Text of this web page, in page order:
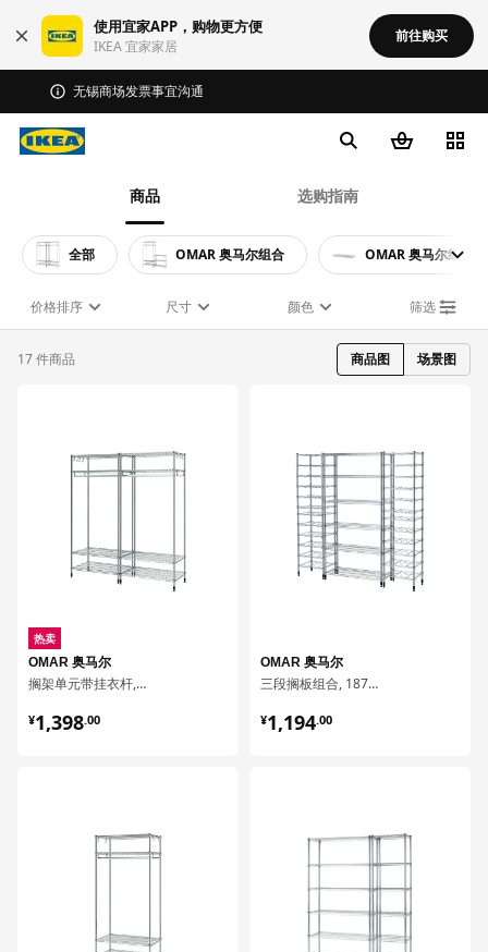
使用宜家APP，购物更方便
IKEA 宜家家居
前往购买
无锡商场发票事宜沟通
商品 选购指南
全部 OMAR 奥马尔组合 OMAR 奥马尔组件
价格排序 尺寸 颜色 筛选
17 件商品 商品图 场景图
热卖
OMAR 奥马尔
搁架单元带挂衣杆, 186x50x201 厘米
¥1,398.00
¥ 1398.00
OMAR 奥马尔
三段搁板组合, 187x36x181 厘米
¥1,194.00
¥ 1194.00